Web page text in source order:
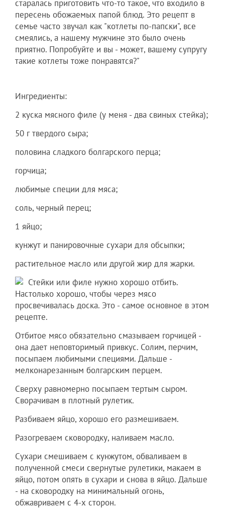
старалась приготовить что-то такое, что входило в
пересень обожаемых папой блюд. Это рецепт в
семье часто звучал как "котлеты по-папски", все
смеялись, а нашему мужчине это было очень
приятно. Попробуйте и вы - может, вашему супругу
такие котлеты тоже понравятся?"
Ингредиенты:
2 куска мясного филе (у меня - два свиных стейка);
50 г твердого сыра;
половина сладкого болгарского перца;
горчица;
любимые специи для мяса;
соль, черный перец;
1 яйцо;
кунжут и панировочные сухари для обсыпки;
растительное масло или другой жир для жарки.
Стейки или филе нужно хорошо отбить.
Настолько хорошо, чтобы через мясо
просвечивалась доска. Это - самое основное в этом
рецепте.
Отбитое мясо обязательно смазываем горчицей -
она дает неповторимый привкус. Солим, перчим,
посыпаем любимыми специями. Дальше -
мелконарезанным болгарским перцем.
Сверху равномерно посыпаем тертым сыром.
Сворачивам в плотный рулетик.
Разбиваем яйцо, хорошо его размешиваем.
Разогреваем сковородку, наливаем масло.
Сухари смешиваем с кунжутом, обваливаем в
полученной смеси свернутые рулетики, макаем в
яйцо, потом опять в сухари и снова в яйцо. Дальше
- на сковородку на минимальный огонь,
обжавриваем с 4-х сторон.